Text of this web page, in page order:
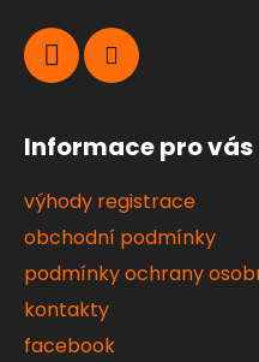
Informace pro vás
výhody registrace
obchodní podmínky
podmínky ochrany
kontakty
facebook